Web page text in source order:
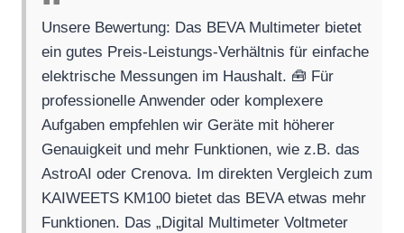
Unsere Bewertung: Das BEVA Multimeter bietet
ein gutes Preis-Leistungs-Verhältnis für einfache
elektrische Messungen im Haushalt. 🧰 Für
professionelle Anwender oder komplexere
Aufgaben empfehlen wir Geräte mit höherer
Genauigkeit und mehr Funktionen, wie z.B. das
AstroAI oder Crenova. Im direkten Vergleich zum
KAIWEETS KM100 bietet das BEVA etwas mehr
Funktionen. Das „Digital Multimeter Voltmeter